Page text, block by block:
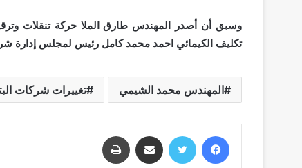
وسبق أن أصدر المهندس طارق الملا حركة تنقلات
تكليف الكيمائي احمد محمد كامل رئيس لمجلس إدارة
المهندس محمد الشيمي تغييرات شركات
فيسبوك تويتر مشاركة عبر البريد